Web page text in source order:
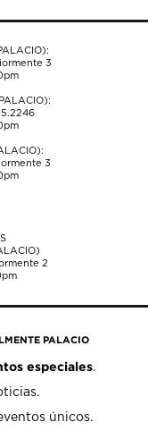
3
3
2
PALACIO
especiales.
únicos.